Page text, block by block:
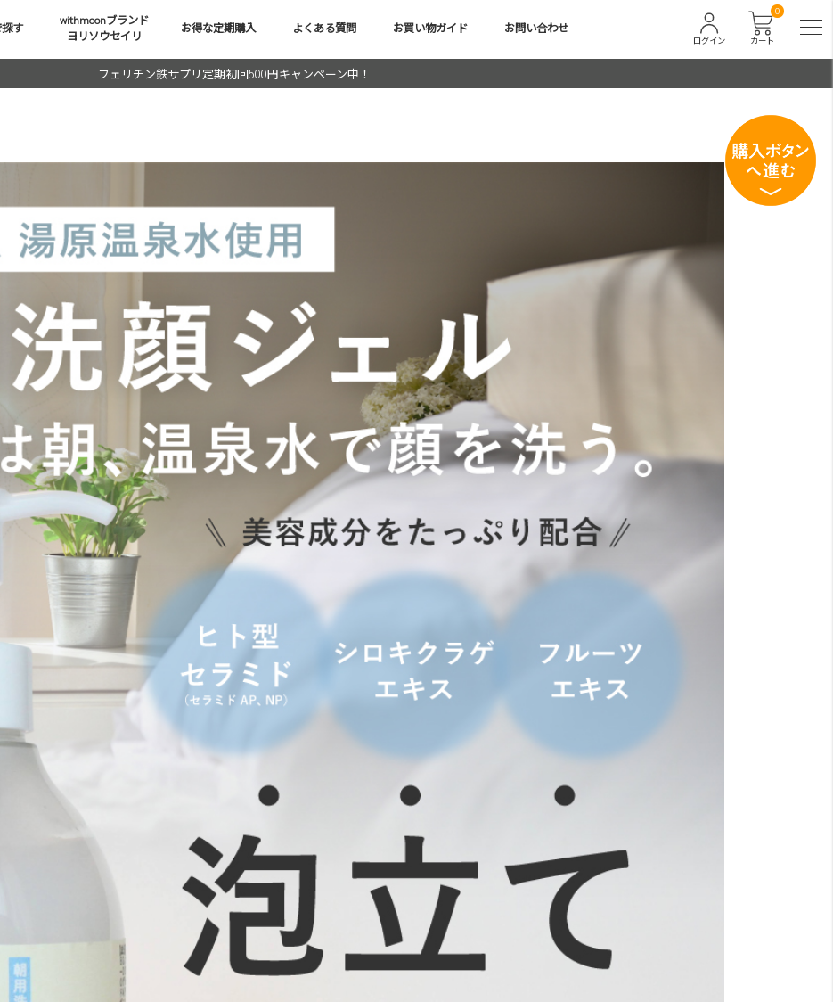
す
withmoonブランド
ヨリソウセイリ
お得な定期購入 よくある質問 お買い物ガイド お問い合わせ
カート
0
ログイン
フェリチン鉄サプリ定期初回500円キャンペーン中！